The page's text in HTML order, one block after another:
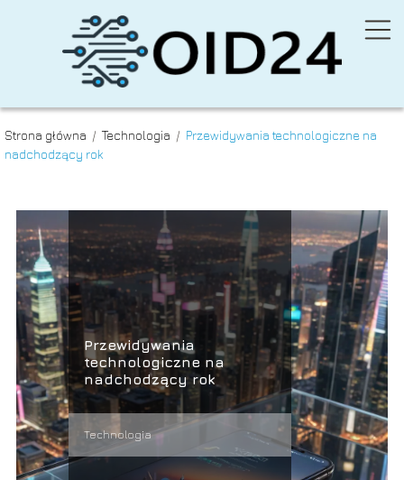
Strona główna / Technologia / Przewidywania technologiczne na
nadchodzący rok
Przewidywania
technologiczne na
nadchodzący rok
Technologia